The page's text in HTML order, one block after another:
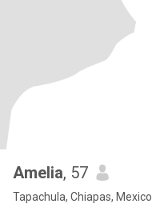
Amelia, 57
Tapachula, Chiapas, Mexico